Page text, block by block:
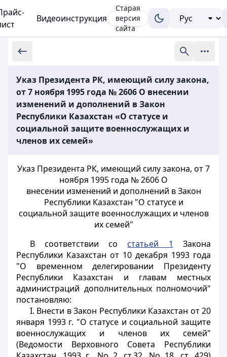
Видеоинструкция
Старая
версия
сайта
Указ Президента РК, имеющий силу закона,
от 7 ноября 1995 года № 2606 О внесении
изменений и дополнений в Закон
Республики Казахстан «О статусе и
социальной защите военнослужащих и
членов их семей»
Указ Президента РК, имеющий силу закона, от 7
ноября 1995 года № 2606 О
внесении изменений и дополнений в Закон
Республики Казахстан "О статусе и
социальной защите военнослужащих и членов
их семей"
В соответствии со статьей 1
Закона
Республики Казахстан от 10 декабря 1993 года
"О временном делегировании Президенту
Республики Казахстан и главам местных
администраций дополнительных полномочий"
постановляю:
I. Внести в Закон Республики Казахстан от 20
января 1993 г. "О статусе и социальной защите
военнослужащих и членов их семей"
(Ведомости Верховного Совета Республики